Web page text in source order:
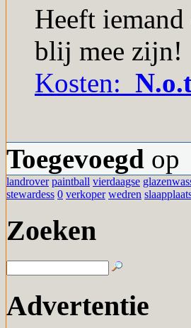
Heeft
blij mee zijn!
Kosten:
Toegevoegd op
landrover paintball vierdaagse
stewardess 0 verkoper wedren
Zoeken
Advertentie